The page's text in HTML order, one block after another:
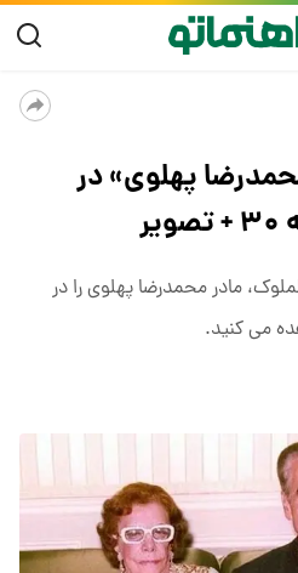
پهلوی» در
مادر محمدرضا پهلوی را در
می کنید.